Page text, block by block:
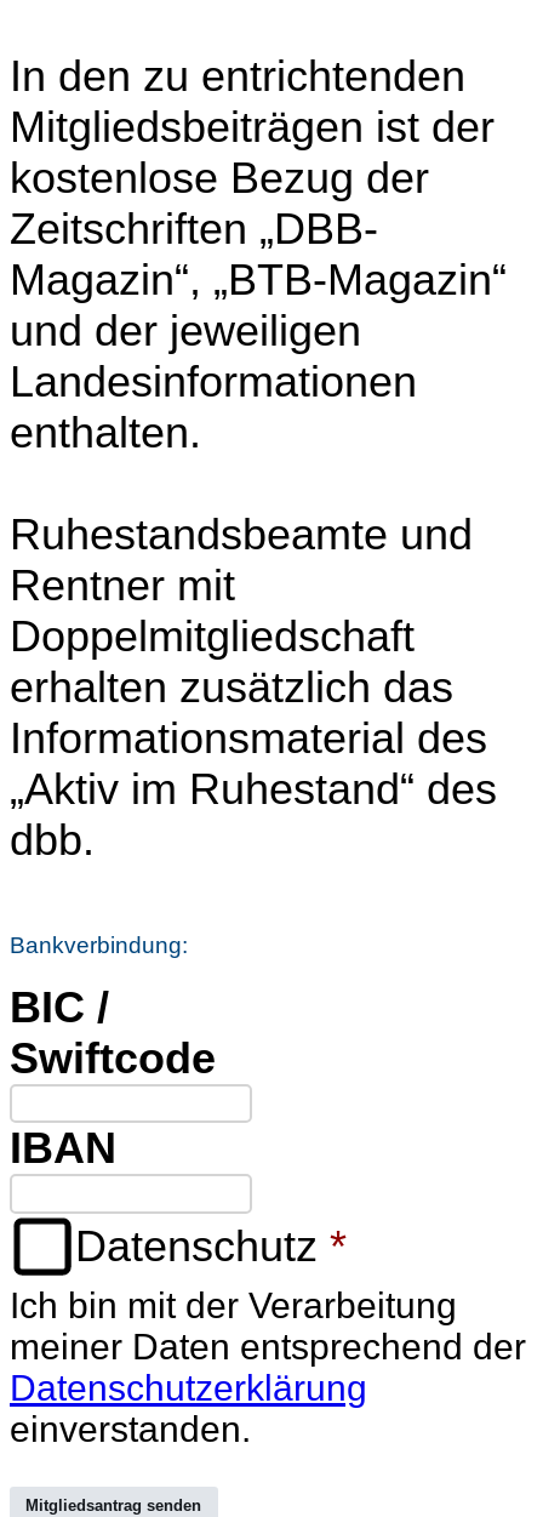
In den zu entrichtenden
Mitgliedsbeiträgen ist der
kostenlose Bezug der
Zeitschriften „DBB-
Magazin“, „BTB-Magazin“
und der jeweiligen
Landesinformationen
enthalten.
Ruhestandsbeamte und
Rentner mit
Doppelmitgliedschaft
erhalten zusätzlich das
Informationsmaterial des
„Aktiv im Ruhestand“ des
dbb.
Bankverbindung:
BIC /
Swiftcode
IBAN
Datenschutz *
Ich bin mit der Verarbeitung
meiner Daten entsprechend der
Datenschutzerklärung
einverstanden.
Mitgliedsantrag senden